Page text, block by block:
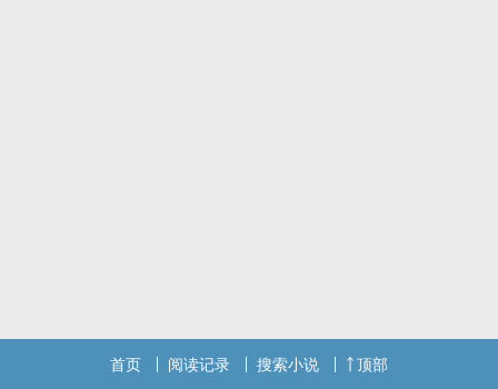
首页 阅读记录 搜索小说 顶部